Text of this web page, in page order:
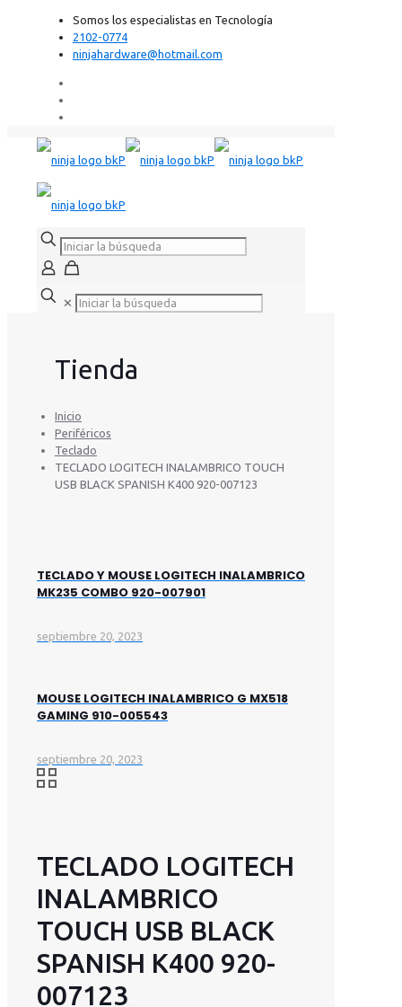
Somos los especialistas en Tecnología
2102-0774
ninjahardware@hotmail.com
✕
Tienda
Inicio
Periféricos
Teclado
TECLADO LOGITECH INALAMBRICO TOUCH
USB BLACK SPANISH K400 920-007123
TECLADO Y MOUSE LOGITECH INALAMBRICO
MK235 COMBO 920-007901
septiembre 20, 2023
MOUSE LOGITECH INALAMBRICO G MX518
GAMING 910-005543
septiembre 20, 2023
TECLADO LOGITECH
INALAMBRICO
TOUCH USB BLACK
SPANISH K400 920-
007123